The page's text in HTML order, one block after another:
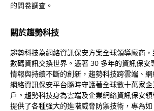
的問卷調查。
關於趨勢科技
趨勢科技為網絡資訊保安方案全球領導廠商
數碼資訊交換世界。憑著 30 多年的資訊保安
情報與持續不斷的創新，趨勢科技跨雲端、
網絡資訊保安平台隨時守護著全球數十萬家
戶。趨勢科技身為雲端及企業網絡資訊保安
提供了各種強大的進階威脅防禦技術，專為